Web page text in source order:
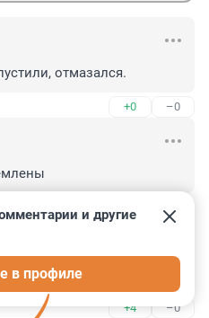
отмазался.
+0 –0
–0
база сокращается
+4 –0
и другие
в профиле